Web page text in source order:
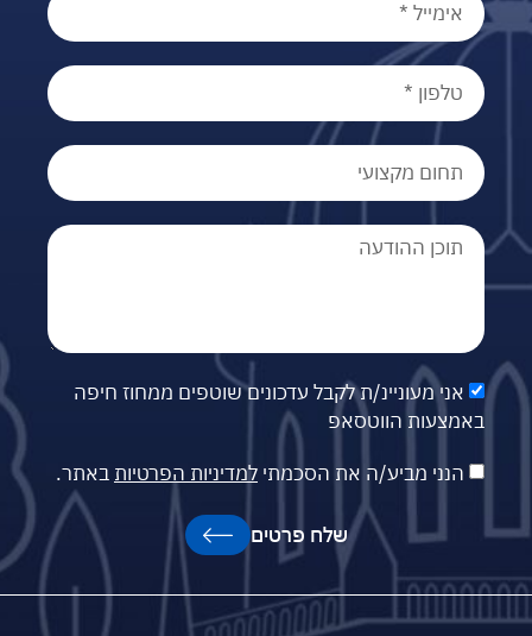
אני מעוניינ/ת לקבל עדכונים שוטפים ממחוז חיפה
באמצעות הווטסאפ
הנני מביע/ה את הסכמתי למדיניות הפרטיות באתר.
שלח פרטים